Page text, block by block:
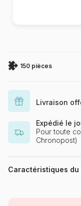
150 pièces
Livraison
Expédié le
Pour toute
Chronopost)
Caractéristiques